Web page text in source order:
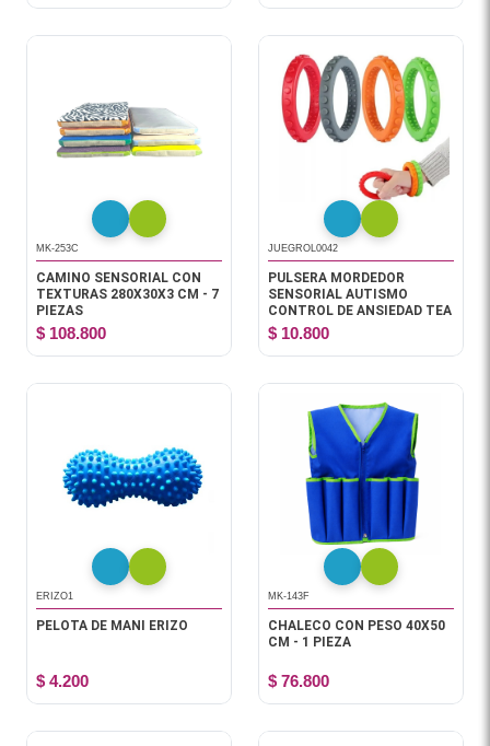
MK-253C
CAMINO SENSORIAL CON
TEXTURAS 280X30X3 CM - 7
PIEZAS
$ 108.800
JUEGROL0042
PULSERA MORDEDOR
SENSORIAL AUTISMO
CONTROL DE ANSIEDAD TEA
$ 10.800
ERIZO1
PELOTA DE MANI ERIZO
$ 4.200
MK-143F
CHALECO CON PESO 40X50
CM - 1 PIEZA
$ 76.800